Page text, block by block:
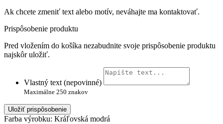
Ak chcete zmeniť text alebo motív, neváhajte ma kontaktovať.
Prispôsobenie produktu
Pred vložením do košíka nezabudnite svoje prispôsobenie produktu
najskôr uložiť.
Vlastný text (nepovinné)
Maximálne 250 znakov
Uložiť prispôsobenie
Farba výrobku: Kráľovská modrá